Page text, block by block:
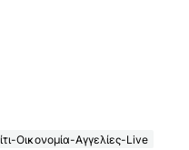
Οικονομία-Αγγελίες-Live